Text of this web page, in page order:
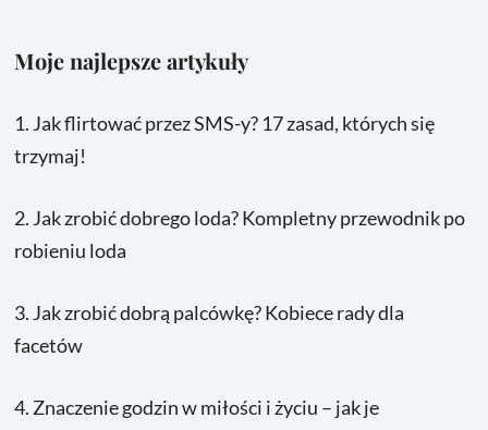
Moje najlepsze artykuły
1. Jak flirtować przez SMS-y? 17 zasad, których się
trzymaj!
2. Jak zrobić dobrego loda? Kompletny przewodnik po
robieniu loda
3. Jak zrobić dobrą palcówkę? Kobiece rady dla
facetów
4. Znaczenie godzin w miłości i życiu – jak je